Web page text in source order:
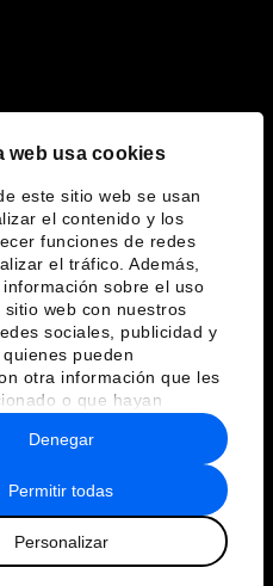
web usa cookies
este sitio web se usan
el contenido y los
funciones de redes
el tráfico. Además,
sobre el uso
web con nuestros
sociales, publicidad y
pueden
otra información que les
o que hayan
del uso que haya
servicios.
Permitir todas
Personalizar
Denegar
y normas de uso
Mundial